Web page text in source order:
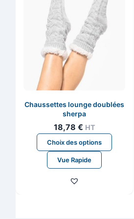
Chaussettes lounge doublées
sherpa
18,78 € HT
Choix des options
Ce
produit
Vue Rapide